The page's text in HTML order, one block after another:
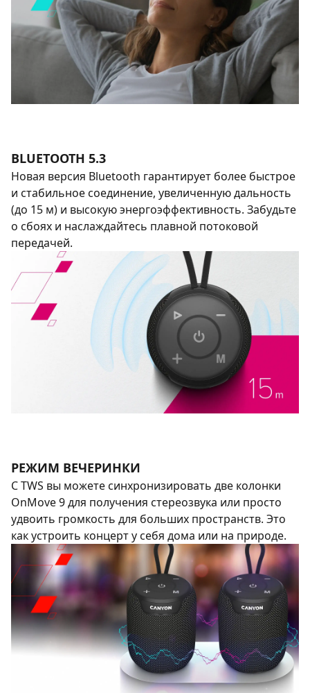
BLUETOOTH 5.3
Новая версия Bluetooth гарантирует более быстрое
и стабильное соединение, увеличенную дальность
(до 15 м) и высокую энергоэффективность. Забудьте
о сбоях и наслаждайтесь плавной потоковой
передачей.
РЕЖИМ ВЕЧЕРИНКИ
С TWS вы можете синхронизировать две колонки
OnMove 9 для получения стереозвука или просто
удвоить громкость для больших пространств. Это
как устроить концерт у себя дома или на природе.